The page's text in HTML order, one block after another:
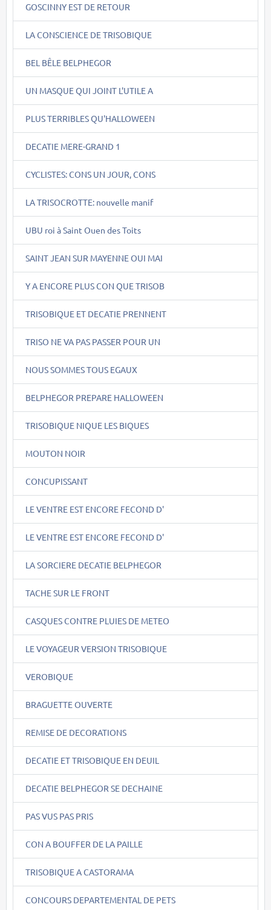
GOSCINNY EST DE RETOUR
LA CONSCIENCE DE TRISOBIQUE
BEL BÊLE BELPHEGOR
UN MASQUE QUI JOINT L'UTILE A
PLUS TERRIBLES QU'HALLOWEEN
DECATIE MERE-GRAND 1
CYCLISTES: CONS UN JOUR, CONS
LA TRISOCROTTE: nouvelle manif
UBU roi à Saint Ouen des Toits
SAINT JEAN SUR MAYENNE OUI MAI
Y A ENCORE PLUS CON QUE TRISOB
TRISOBIQUE ET DECATIE PRENNENT
TRISO NE VA PAS PASSER POUR UN
NOUS SOMMES TOUS EGAUX
BELPHEGOR PREPARE HALLOWEEN
TRISOBIQUE NIQUE LES BIQUES
MOUTON NOIR
CONCUPISSANT
LE VENTRE EST ENCORE FECOND D'
LE VENTRE EST ENCORE FECOND D'
LA SORCIERE DECATIE BELPHEGOR
TACHE SUR LE FRONT
CASQUES CONTRE PLUIES DE METEO
LE VOYAGEUR VERSION TRISOBIQUE
VEROBIQUE
BRAGUETTE OUVERTE
REMISE DE DECORATIONS
DECATIE ET TRISOBIQUE EN DEUIL
DECATIE BELPHEGOR SE DECHAINE
PAS VUS PAS PRIS
CON A BOUFFER DE LA PAILLE
TRISOBIQUE A CASTORAMA
CONCOURS DEPARTEMENTAL DE PETS